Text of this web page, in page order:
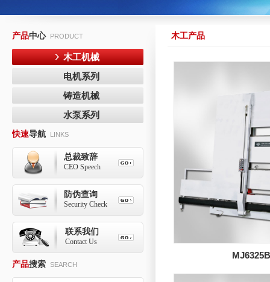
产品中心 PRODUCT
木工机械
电机系列
铸造机械
水泵系列
快速导航 LINKS
总裁致辞
CEO Speech
防伪查询
Security Check
联系我们
Contact Us
产品搜索 SEARCH
木工产品